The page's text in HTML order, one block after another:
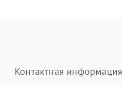
Контактная информация